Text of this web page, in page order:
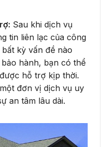
Sau khi dịch vụ
tin liên lạc của công
kỳ vấn đề nào
hành, bạn có thể
hỗ trợ kịp thời.
đơn vị dịch vụ uy
an tâm lâu dài.